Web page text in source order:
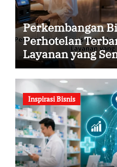
Perkembangan
Perhotelan
Layanan yang
Inspirasi Bisnis